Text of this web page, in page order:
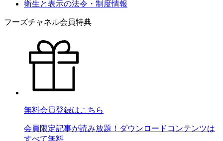
衛生と表示の法令・制度情報
フーズチャネル会員特典
無料会員登録はこちら
会員限定記事が読み放題！ダウンロードコンテンツは
すべて無料